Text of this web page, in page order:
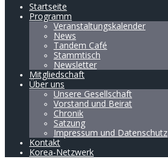
Startseite
Programm
Veranstaltungskalender
News
Tandem Café
Stammtisch
Newsletter
Mitgliedschaft
Über uns
Unsere Gesellschaft
Vorstand und Beirat
Chronik
Satzung
Impressum und Datenschutz
Kontakt
Korea-Netzwerk